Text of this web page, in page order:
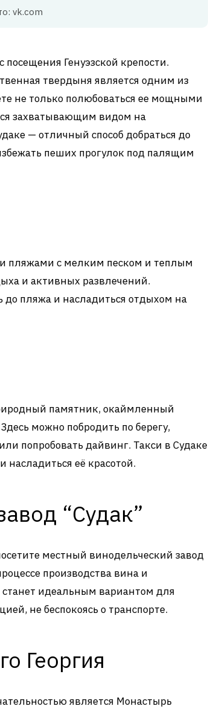
vk.com
посещения Генуэзской крепости.
твердыня является одним из
не только полюбоваться ее мощными
захватывающим видом на
— отличный способ добраться до
пеших прогулок под палящим
пляжами с мелким песком и теплым
и активных развлечений.
до пляжа и насладиться отдыхом на
памятник, окаймленный
можно побродить по берегу,
попробовать дайвинг. Такси в Судаке
насладиться её красотой.
“Судак”
местный винодельческий завод
производства вина и
станет идеальным вариантом для
не беспокоясь о транспорте.
Георгия
является Монастырь